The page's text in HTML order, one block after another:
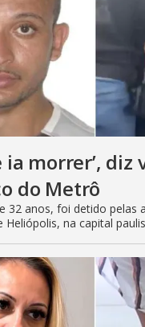
ia morrer’, diz
do Metrô
32 anos, foi detido pelas
Heliópolis, na capital